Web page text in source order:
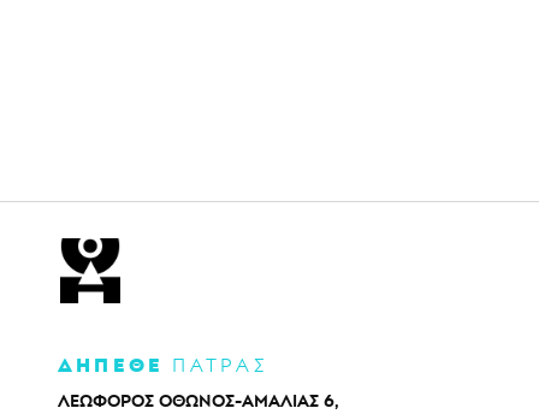
ΔΗΠΕΘΕ ΠΑΤΡΑΣ
ΛΕΩΦΟΡΟΣ ΟΘΩΝΟΣ-ΑΜΑΛΙΑΣ 6,